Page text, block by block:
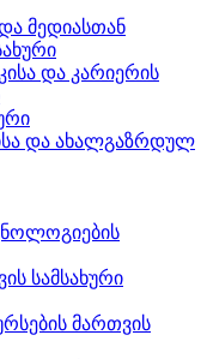
მედიასთან
და კარიერის
და ახალგაზრდულ
სამსახური
მართვის